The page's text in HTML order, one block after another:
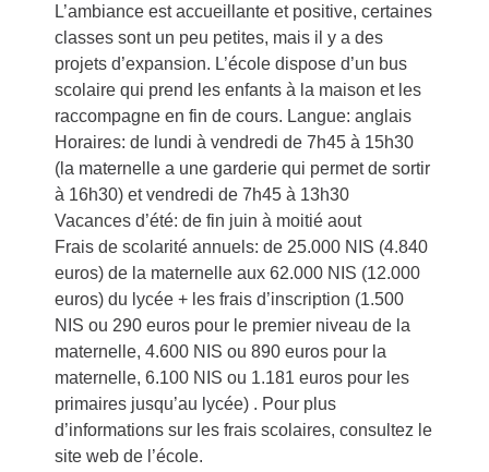
L’ambiance est accueillante et positive, certaines
classes sont un peu petites, mais il y a des
projets d’expansion. L’école dispose d’un bus
scolaire qui prend les enfants à la maison et les
raccompagne en fin de cours. Langue: anglais
Horaires: de lundi à vendredi de 7h45 à 15h30
(la maternelle a une garderie qui permet de sortir
à 16h30) et vendredi de 7h45 à 13h30
Vacances d’été: de fin juin à moitié aout
Frais de scolarité annuels: de 25.000 NIS (4.840
euros) de la maternelle aux 62.000 NIS (12.000
euros) du lycée + les frais d’inscription (1.500
NIS ou 290 euros pour le premier niveau de la
maternelle, 4.600 NIS ou 890 euros pour la
maternelle, 6.100 NIS ou 1.181 euros pour les
primaires jusqu’au lycée) . Pour plus
d’informations sur les frais scolaires, consultez le
site web de l’école.